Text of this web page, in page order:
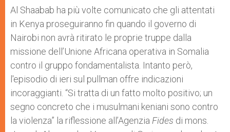
Al Shaabab ha più volte comunicato che gli attentati
in Kenya proseguiranno fin quando il governo di
Nairobi non avrà ritirato le proprie truppe dalla
missione dell’Unione Africana operativa in Somalia
contro il gruppo fondamentalista. Intanto però,
l'episodio di ieri sul pullman offre indicazioni
incoraggianti. “Si tratta di un fatto molto positivo; un
segno concreto che i musulmani keniani sono contro
la violenza” la riflessione all’Agenzia Fides di mons.